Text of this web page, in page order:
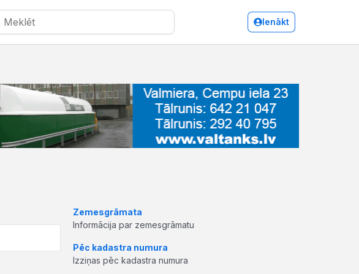
Ienākt
Zemesgrāmata
Informācija par zemesgrāmatu
Pēc kadastra numura
Izziņas pēc kadastra numura